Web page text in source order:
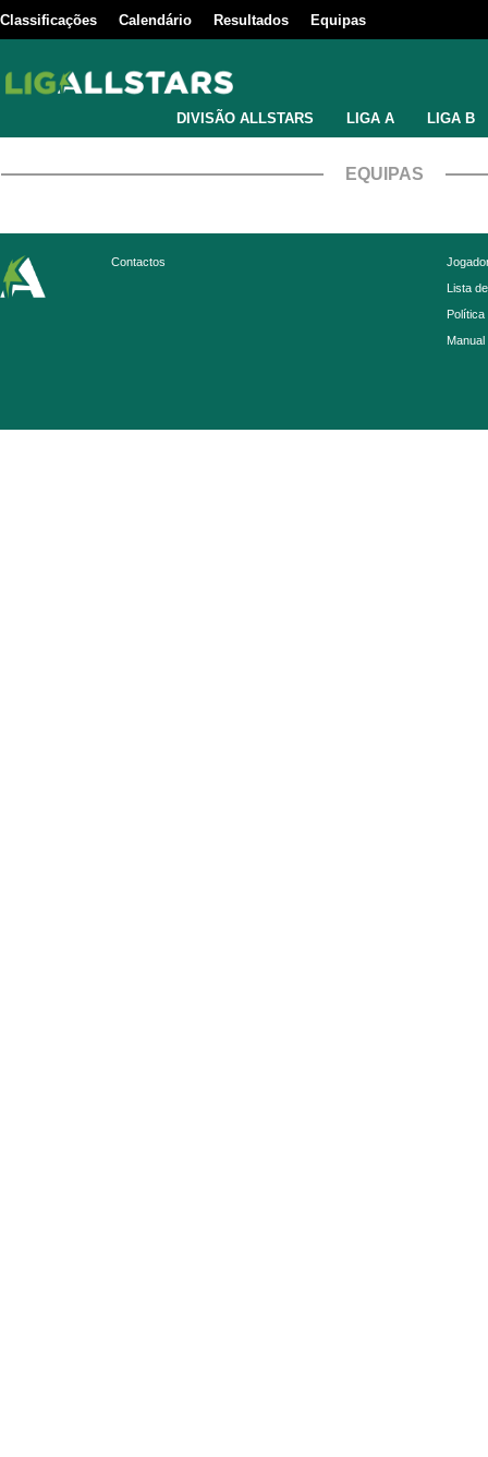
Classificações Calendário Resultados Equipas
DIVISÃO ALLSTARS LIGA A LIGA B
EQUIPAS
Contactos
Lista
Política